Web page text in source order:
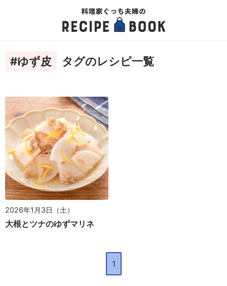
#ゆず皮 タグのレシピ一覧
2026年1月3日（土）
大根とツナのゆずマリネ
1